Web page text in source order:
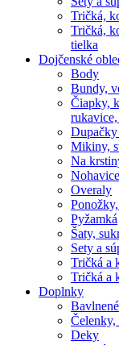
Tričká,
Tričká,
tielka
Dojčenské
Body
Bundy,
Čiapky,
Mikiny,
Na
Overaly
Pyžamká
Šaty,
Sety a
Tričká a
Tričká a
Doplnky
Deky